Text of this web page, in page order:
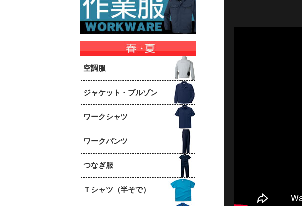
空調服
ジャケット・ブルゾン
ワークシャツ
ワークパンツ
つなぎ服
Ｔシャツ（半そで）